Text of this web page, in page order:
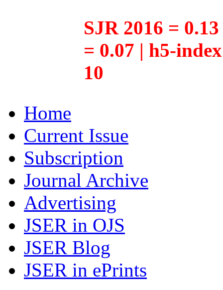
SJR 2016 =
= 0.07 | h5-
10
Home
Current Issue
Subscription
Journal Archive
Advertising
JSER in OJS
JSER Blog
JSER in ePrints